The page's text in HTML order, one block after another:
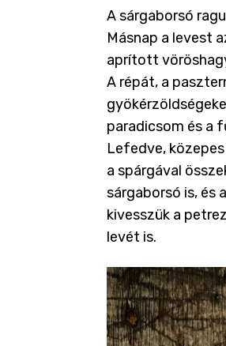
A sárgaborsó
Másnap a levest
aprított
A répát, a
paradicsom és a
Lefedve,
a spárgával
sárgaborsó is, és
kivesszük a
levét is.